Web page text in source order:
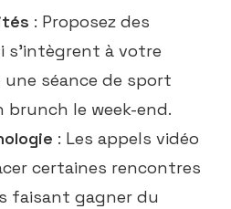
: Proposez des
s’intègrent à votre
séance de sport
brunch le week-end.
: Les appels vidéo
certaines rencontres
faisant gagner du